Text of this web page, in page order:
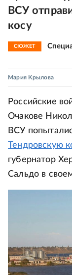
ВСУ
косу
СЮЖЕТ
Мария Крылова
Российские
Очакове
ВСУ
Тендровскую
губернатор
Сальдо в